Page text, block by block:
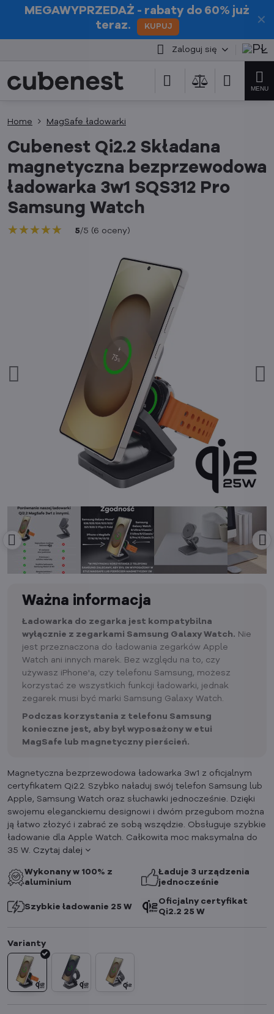
✕
MEGAWYPRZEDAŻ - rabaty do 60% już
teraz.
KUPUJ
Zaloguj się
Home MagSafe ładowarki
Cubenest Qi2.2 Składana
magnetyczna bezprzewodowa
ładowarka 3w1 SQS312 Pro
Samsung Watch
★★★★★
★★★★★
★★★★★ 5/5 (6 oceny)
Ważna informacja
Ładowarka do zegarka jest kompatybilna
wyłącznie z zegarkami Samsung Galaxy Watch. Nie
jest przeznaczona do ładowania zegarków Apple
Watch ani innych marek. Bez względu na to, czy
używasz iPhone'a, czy telefonu Samsung, możesz
korzystać ze wszystkich funkcji ładowarki, jednak
zegarek musi być marki Samsung Galaxy Watch.
Podczas korzystania z telefonu Samsung
konieczne jest, aby był wyposażony w etui
MagSafe lub magnetyczny pierścień.
Magnetyczna bezprzewodowa ładowarka 3w1 z oficjalnym
certyfikatem Qi2.2. Szybko naładuj swój telefon Samsung lub
Apple, Samsung Watch oraz słuchawki jednocześnie. Dzięki
swojemu eleganckiemu designowi i dwóm przegubom można
ją łatwo złożyć i zabrać ze sobą wszędzie. Obsługuje szybkie
ładowanie dla Apple Watch. Całkowita moc maksymalna do
35 W. Czytaj dalej
Wykonany w 100% z
aluminium
Ładuje 3 urządzenia
jednocześnie
Szybkie ładowanie 25 W
Oficjalny certyfikat
Qi2.2 25 W